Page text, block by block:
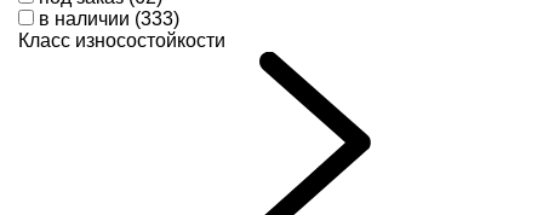
в наличии (333)
Класс износостойкости